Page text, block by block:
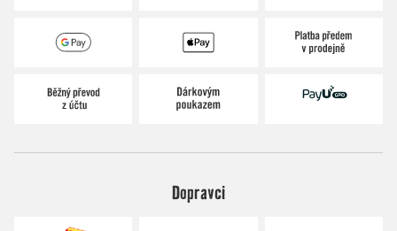
Dopravci